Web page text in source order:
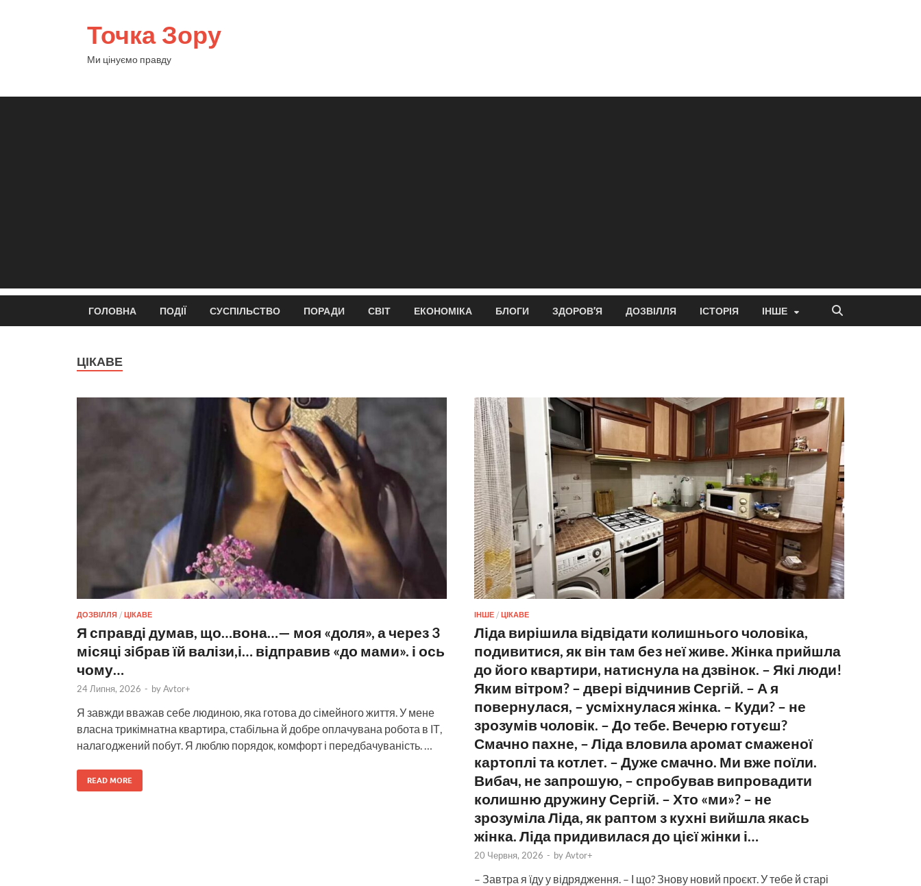
Точка Зору
Ми цінуємо правду
ГОЛОВНА ПОДІЇ СУСПІЛЬСТВО ПОРАДИ СВІТ ЕКОНОМІКА БЛОГИ ЗДОРОВ’Я ДОЗВІЛЛЯ ІСТОРІЯ ІНШЕ
ЦІКАВЕ
ДОЗВІЛЛЯ / ЦІКАВЕ
Я справді думав, що…вона…— моя «доля», а через 3
місяці зібрав їй валізи,і… відправив «до мами». і ось
чому…
24 Липня, 2026 - byAvtor+
Я завжди вважав себе людиною, яка готова до сімейного життя. У мене
власна трикімнатна квартира, стабільна й добре оплачувана робота в ІТ,
налагоджений побут. Я люблю порядок, комфорт і передбачуваність. …
READ MORE
ІНШЕ/ ЦІКАВЕ
Ліда вирішила відвідати колишнього чоловіка,
подивитися, як він там без неї живе. Жінка прийшла
до його квартири, натиснула на дзвінок. – Які люди!
Яким вітром? – двері відчинив Сергій. – А я
повернулася, – усміхнулася жінка. – Куди? – не
зрозумів чоловік. – До тебе. Вечерю готуєш?
Смачно пахне, – Ліда вловила аромат смаженої
картоплі та котлет. – Дуже смачно. Ми вже поїли.
Вибач, не запрошую, – спробував випровадити
колишню дружину Сергій. – Хто «ми»? – не
зрозуміла Ліда, як раптом з кухні вийшла якась
жінка. Ліда придивилася до цієї жінки і…
20 Червня, 2026 - byAvtor+
– Завтра я їду у відрядження. – І що? Знову новий проєкт. У тебе й старі